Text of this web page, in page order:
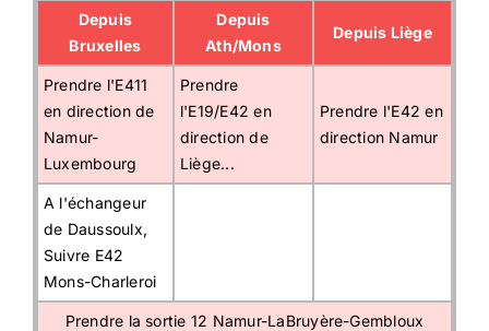
Depuis
Bruxelles
Depuis
Ath/Mons
Depuis Liège
Prendre l'E411
en direction de
Namur-
Luxembourg
Prendre
l'E19/E42 en
direction de
Liège...
Prendre l'E42 en
direction Namur
A l'échangeur
de Daussoulx,
Suivre E42
Mons-Charleroi
Prendre la sortie 12 Namur-LaBruyère-Gembloux